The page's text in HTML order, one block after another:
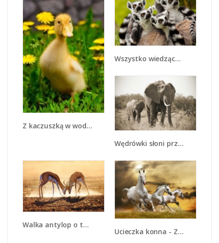
Z kaczuszką w wodzie - Z169
Wszystko wiedzące lemury - Z259
Wędrówki słoni przez sawannę - Z081
Walka antylop o terytorium - Z292
Ucieczka konna - Z179